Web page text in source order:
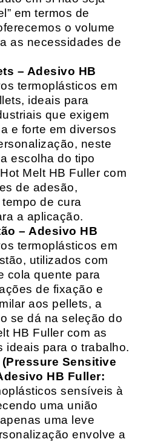
em termos de
o volume
as necessidades de
– Adesivo HB
termoplásticos em
ideais para
que exigem
e forte em diversos
neste
escolha do tipo
Melt HB Fuller com
de adesão,
de cura
a aplicação.
– Adesivo HB
termoplásticos em
utilizados com
cola quente para
de fixação e
aos pellets, a
se dá na seleção do
HB Fuller com as
ideais para o trabalho.
(Pressure Sensitive
HB Fuller:
sensíveis à
uma união
uma leve
envolve a